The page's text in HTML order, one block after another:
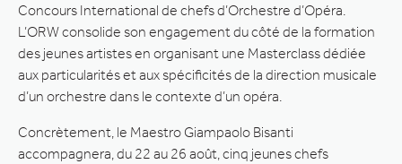
Concours International de chefs d’Orchestre d’Opéra.
L’ORW consolide son engagement du côté de la formation
des jeunes artistes en organisant une Masterclass dédiée
aux particularités et aux spécificités de la direction musicale
d’un orchestre dans le contexte d’un opéra.
Concrètement, le Maestro Giampaolo Bisanti
accompagnera, du 22 au 26 août, cinq jeunes chefs